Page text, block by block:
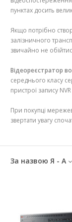
пунктах досить
Якщо потрібно
залізничного
звичайно не
Відеореєстратор
середнього класу
пристрої запису
При покупці
звертати увагу
За назвою Я - А